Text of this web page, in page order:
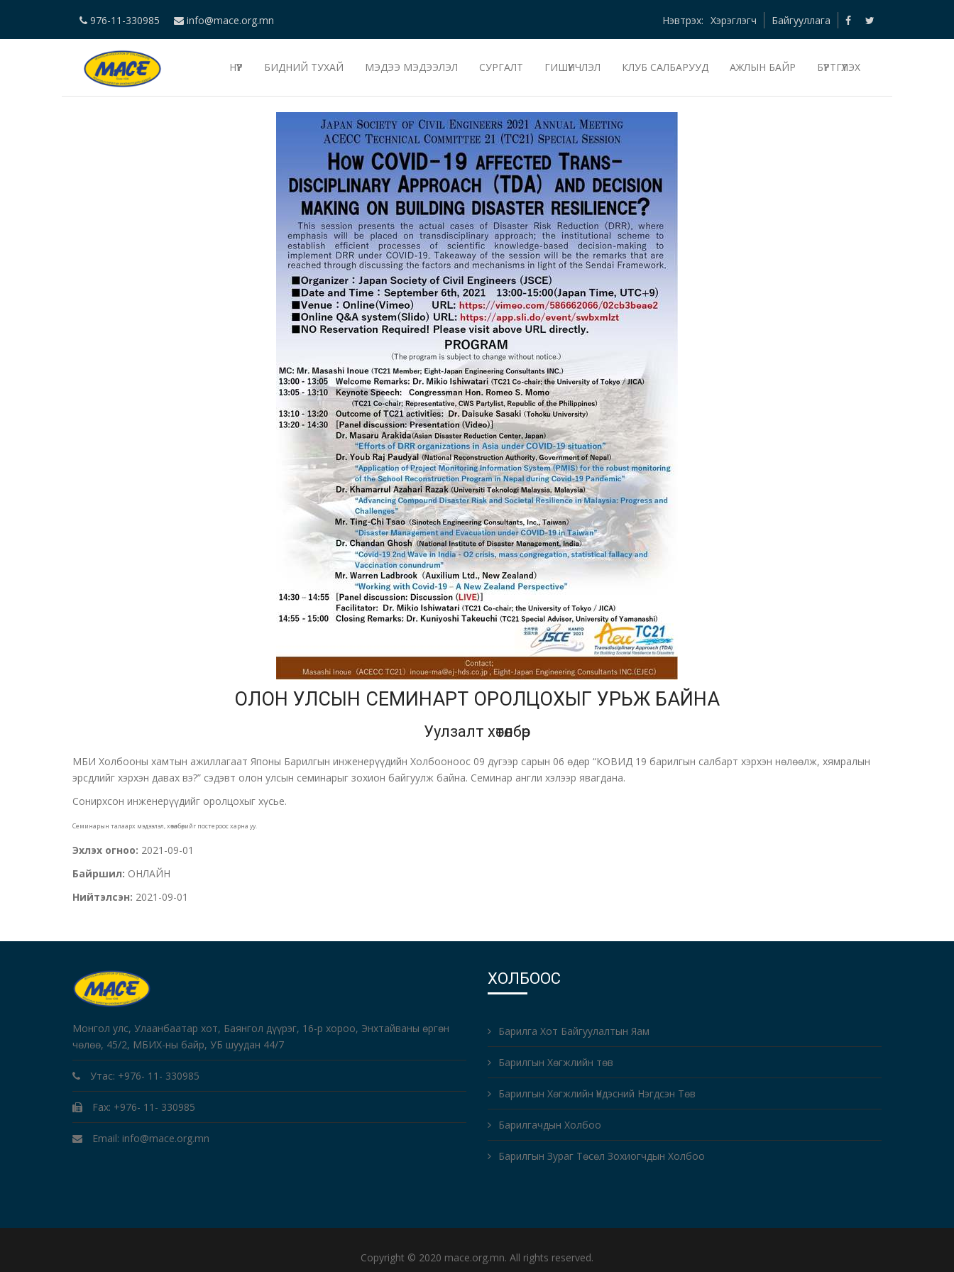
976-11-330985 info@mace.org.mn Нэвтрэх: Хэрэглэгч Байгууллага
НҮҮР БИДНИЙ ТУХАЙ МЭДЭЭ МЭДЭЭЛЭЛ СУРГАЛТ ГИШҮҮНЧЛЭЛ КЛУБ САЛБАРУУД АЖЛЫН БАЙР БҮРТГҮҮЛЭХ
ОЛОН УЛСЫН СЕМИНАРТ ОРОЛЦОХЫГ УРЬЖ БАЙНА
Уулзалт хөтөлбөр
МБИ Холбооны хамтын ажиллагаат Японы Барилгын инженерүүдийн Холбооноос 09 дүгээр сарын 06 өдөр “КОВИД 19 барилгын салбарт хэрхэн нөлөөлж, хямралын
эрсдлийг хэрхэн давах вэ?” сэдэвт олон улсын семинарыг зохион байгуулж байна. Семинар англи хэлээр явагдана.
Сонирхсон инженерүүдийг оролцохыг хүсье.
Семинарын талаарх мэдээлэл, хөтөлбөрийг постероос харна уу.
Эхлэх огноо: 2021-09-01
Байршил: ОНЛАЙН
Нийтэлсэн: 2021-09-01
Монгол улс, Улаанбаатар хот, Баянгол дүүрэг, 16-р хороо, Энхтайваны өргөн
чөлөө, 45/2, МБИХ-ны байр, УБ шуудан 44/7
Утас: +976- 11- 330985
Fax: +976- 11- 330985
Email: info@mace.org.mn
ХОЛБООС
Барилга Хот Байгуулалтын Яам
Барилгын Хөгжлийн төв
Барилгын Хөгжлийн Үндэсний Нэгдсэн Төв
Барилгачдын Холбоо
Барилгын Зураг Төсөл Зохиогчдын Холбоо
Copyright © 2020 mace.org.mn. All rights reserved.